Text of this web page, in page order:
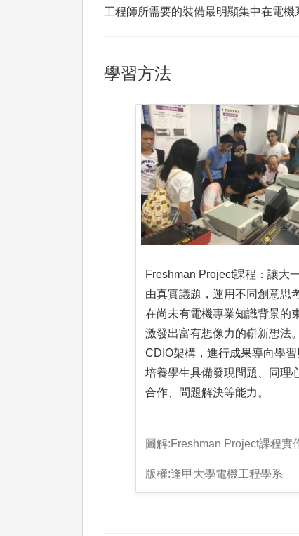
工程師所需要的裝備最明顯集中在電
學習方法
Freshman Project課程：讓大
由真實議題，運用不同創意思
在尚未有電機專業知識背景的
激發出富有想像力的嶄新想法
CDIO架構，進行成果導向學習
培養學生具備發現問題、同理
合作、問題解決等能力。
圖解:Freshman Project課程實
版權:逢甲大學電機工程學系